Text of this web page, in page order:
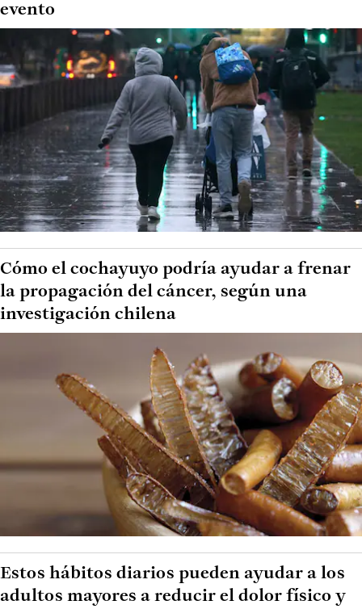
evento
Cómo el cochayuyo podría ayudar a frenar
la propagación del cáncer, según una
investigación chilena
Estos hábitos diarios pueden ayudar a los
adultos mayores a reducir el dolor físico y